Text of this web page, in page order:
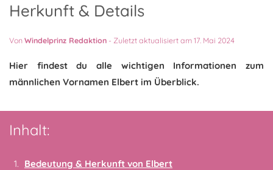
Herkunft & Details
VonWindelprinz Redaktion - Zuletzt aktualisiert am 17. Mai 2024
Hier findest du alle wichtigen Informationen zum
männlichen Vornamen Elbert im Überblick.
Inhalt:
Bedeutung & Herkunft von Elbert